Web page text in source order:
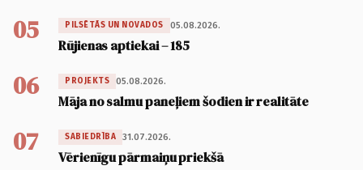
05 PILSĒTĀS UN NOVADOS 05.08.2026.
Rūjienas aptiekai – 185
06 PROJEKTS 05.08.2026.
Māja no salmu paneļiem šodien ir realitāte
07 SABIEDRĪBA 31.07.2026.
Vērienīgu pārmaiņu priekšā